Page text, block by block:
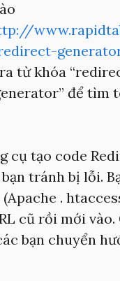
từ khóa
để tìm
cụ tạo code
tránh bị lỗi.
.
cũ rồi mới vào.
bạn chuyển